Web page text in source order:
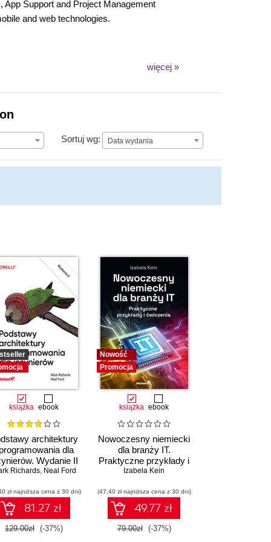
Support and Project Management
and web technologies.
degree. A few years ago he finished a BSc
them to a successful conclusion. Gene also
multiple business teams and systems.
qualities and project management
regression, functional, system testing,
(You don't have to and sometimes people
Barclays Bank, Reuters, Deutche Bank,
for Project Management, QAWorks
(friends, family, etc) - this part is written in the
więcej »
Sortuj wg: Data wydania
Data wydania
książka ebook
architektury
dla
Wydanie II
Richards, Neal Ford
zł najniższa cena z 30 dni)
81.27 zł
129.00zł (-37%)
Nowość
Promocja
książka ebook
Nowoczesny niemiecki
dla branży IT.
Praktyczne przykłady i
ćwiczenia
Izabela Kein
(47,40 zł najniższa cena z 30 dni)
49.77 zł
79.00zł (-37%)